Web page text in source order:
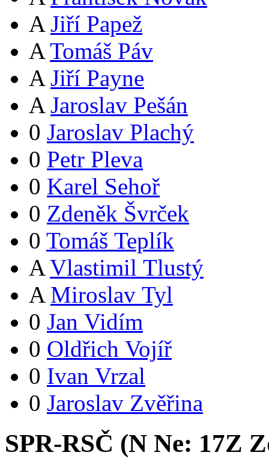
A Jiří Papež
A Tomáš Páv
A Jiří Payne
A Jaroslav Pešán
0 Jaroslav Plachý
0 Petr Pleva
0 Karel Sehoř
0 Zdeněk Švrček
0 Tomáš Teplík
A Vlastimil Tlustý
A Miroslav Tyl
0 Jan Vidím
0 Oldřich Vojíř
0 Ivan Vrzal
0 Jaroslav Zvěřina
SPR-RSČ (N Ne: 17Z